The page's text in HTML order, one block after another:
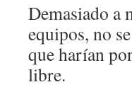
Demasiado a
equipos, no
que harían
libre.